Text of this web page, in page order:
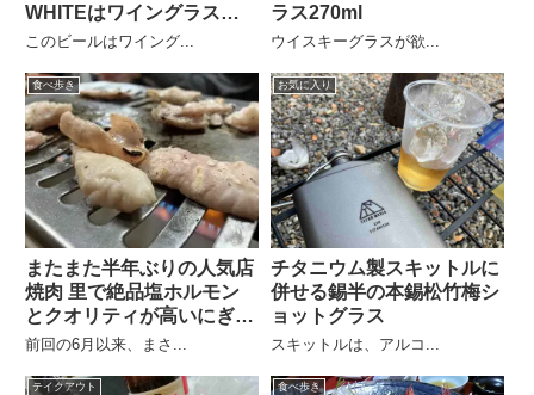
WHITEはワイングラス
で！
このビールはワイング...
ラス270ml
ウイスキーグラスが欲...
食べ歩き
またまた半年ぶりの人気店
焼肉 里で絶品塩ホルモン
とクオリティが高いにぎり
寿司
前回の6月以来、まさ...
お気に入り
チタニウム製スキットルに
併せる錫半の本錫松竹梅シ
ョットグラス
スキットルは、アルコ...
テイクアウト 食べ歩き